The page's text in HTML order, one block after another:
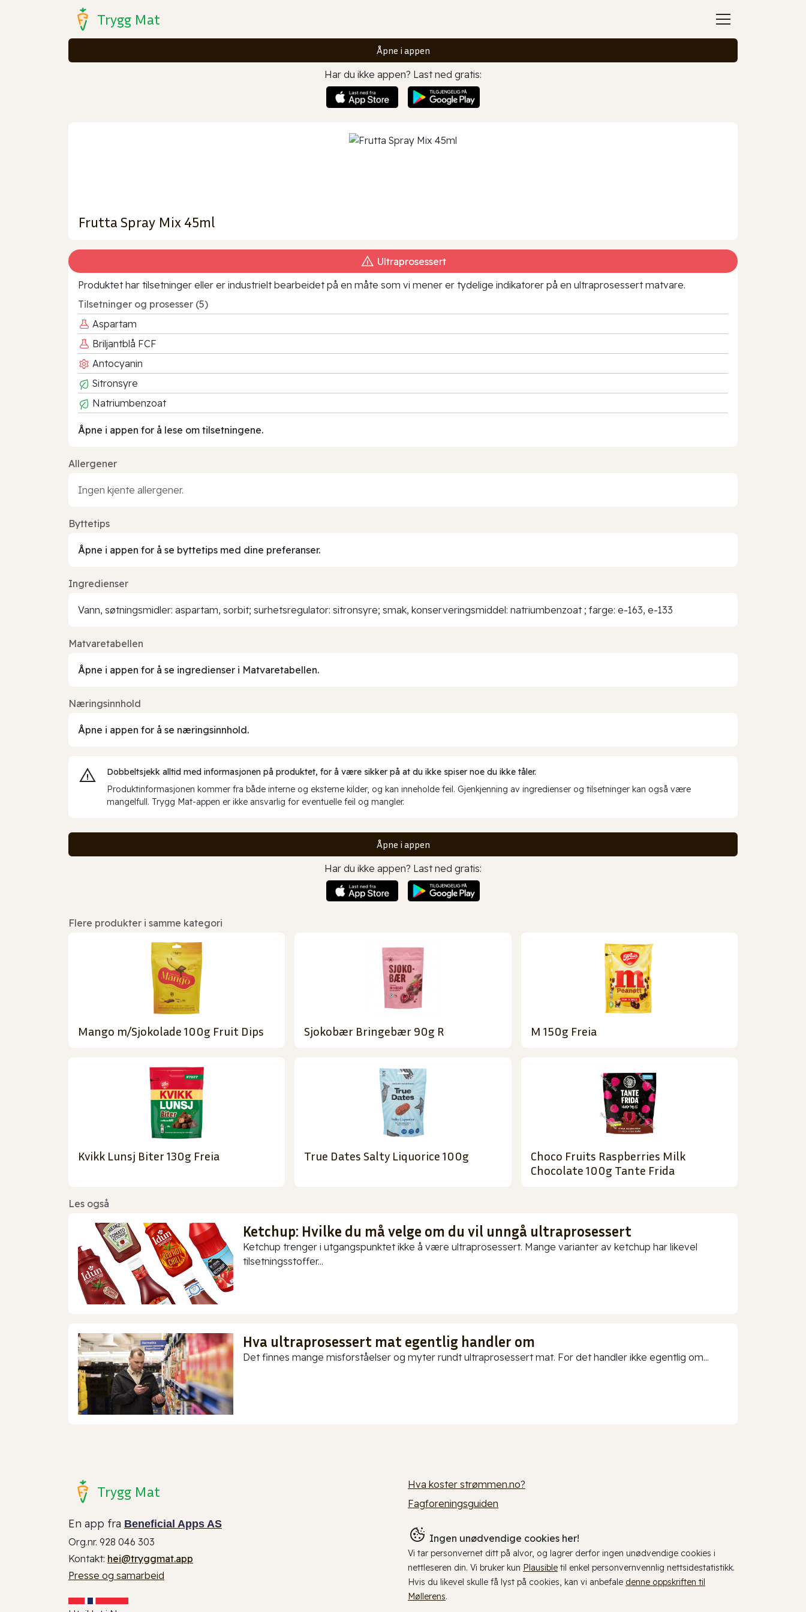
Trygg Mat
Åpne i appen
Har du ikke appen? Last ned gratis:
Frutta Spray Mix 45ml
Ultraprosessert
Produktet har tilsetninger eller er industrielt bearbeidet på en måte som vi mener er tydelige indikatorer på en ultraprosessert matvare.
Tilsetninger og prosesser (5)
Aspartam
Briljantblå FCF
Antocyanin
Sitronsyre
Natriumbenzoat
Åpne i appen for å lese om tilsetningene.
Allergener
Ingen kjente allergener.
Byttetips
Åpne i appen for å se byttetips med dine preferanser.
Ingredienser
Vann, søtningsmidler: aspartam, sorbit; surhetsregulator: sitronsyre; smak, konserveringsmiddel: natriumbenzoat ; farge: e-163, e-133
Matvaretabellen
Åpne i appen for å se ingredienser i Matvaretabellen.
Næringsinnhold
Åpne i appen for å se næringsinnhold.
Dobbeltsjekk alltid med informasjonen på produktet, for å være sikker på at du ikke spiser noe du ikke tåler.
Produktinformasjonen kommer fra både interne og eksterne kilder, og kan inneholde feil. Gjenkjenning av ingredienser og tilsetninger kan også være
mangelfull. Trygg Mat-appen er ikke ansvarlig for eventuelle feil og mangler.
Åpne i appen
Har du ikke appen? Last ned gratis:
Flere produkter i samme kategori
Mango m/Sjokolade 100g Fruit Dips Sjokobær Bringebær 90g R M 150g Freia
Kvikk Lunsj Biter 130g Freia True Dates Salty Liquorice 100g
Choco Fruits Raspberries Milk
Chocolate 100g Tante Frida
Les også
Ketchup: Hvilke du må velge om du vil unngå ultraprosessert
Ketchup trenger i utgangspunktet ikke å være ultraprosessert. Mange varianter av ketchup har likevel
tilsetningsstoffer...
Hva ultraprosessert mat egentlig handler om
Det finnes mange misforståelser og myter rundt ultraprosessert mat. For det handler ikke egentlig om...
Trygg Mat
En app fra Beneficial Apps AS
Org.nr. 928 046 303
Kontakt: hei@tryggmat.app
Presse og samarbeid
Hva koster strømmen.no?
Fagforeningsguiden
Ingen unødvendige cookies her!
Vi tar personvernet ditt på alvor, og lagrer derfor ingen unødvendige cookies i
nettleseren din. Vi bruker kun Plausible til enkel personvernvennlig nettsidestatistikk.
Hvis du likevel skulle få lyst på cookies, kan vi anbefale denne oppskriften til
Møllerens.